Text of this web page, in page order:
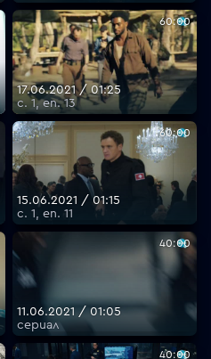
60:00
17.06.2021 / 01:25
с. 1, еп. 13
60:00
15.06.2021 / 01:15
с. 1, еп. 11
40:00
11.06.2021 / 01:05
сериал
40:00